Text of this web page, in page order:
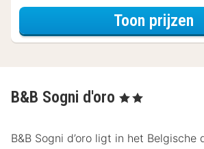
Toon prijzen
B&B Sogni d'oro , 2 Sterren
B&B Sogni d’oro ligt in het Belgische